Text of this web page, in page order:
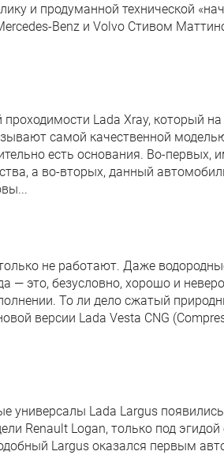
и продуманной технической
Benz и Volvo Стивом
Lada Xray, который
самой качественной
есть основания. Во-первых,
а во-вторых, данный
не работают. Даже
— это, безусловно, хорошо и
То ли дело сжатый
версии Lada Vesta CNG
универсалы Lada Largus
Renault Logan, только под эгидой
Largus оказался первым